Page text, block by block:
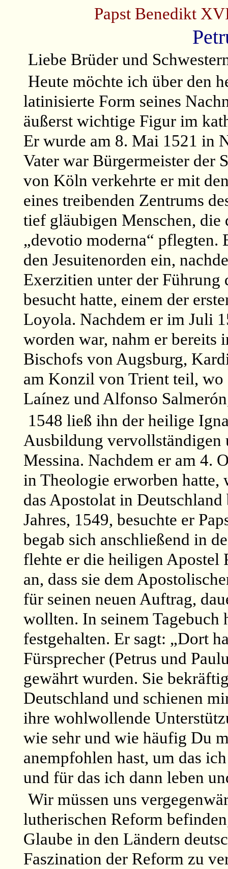
Papst Benedikt
Liebe Brüder und
Heute möchte ich über den
latinisierte Form seines
äußerst wichtige Figur im
Er wurde am 8. Mai 1521 in
Vater war Bürgermeister der
von Köln verkehrte er mit
eines treibenden Zentrums
tief gläubigen Menschen, die
„devotio moderna“
den Jesuitenorden ein,
Exerzitien unter der Führung
besucht hatte, einem der
Loyola. Nachdem er im Juli
worden war, nahm er bereits
Bischofs von Augsburg,
am Konzil von Trient teil,
Laínez und Alfonso
1548 ließ ihn der heilige
Ausbildung
Messina. Nachdem er am 4.
in Theologie erworben
das Apostolat in
Jahres, 1549, besuchte er
begab sich anschließend in
flehte er die heiligen Apostel
an, dass sie dem
für seinen neuen Auftrag,
wollten. In seinem Tagebuch
festgehalten. Er sagt: „Dort
Fürsprecher (Petrus und
gewährt wurden. Sie
Deutschland und schienen
ihre wohlwollende
wie sehr und wie häufig Du
anempfohlen hast, um das
und für das ich dann leben
Wir müssen uns
lutherischen Reform
Glaube in den Ländern
Faszination der Reform zu